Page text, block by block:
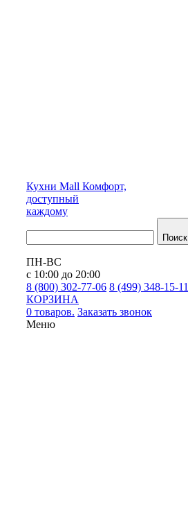
Кухни Mall Комфорт,
доступный
каждому
Поиск
ПН-ВС
с 10:00 до 20:00
8 (800) 302-77-06 8 (499) 348-15-11
КОРЗИНА
0 товаров. Заказать звонок
Меню